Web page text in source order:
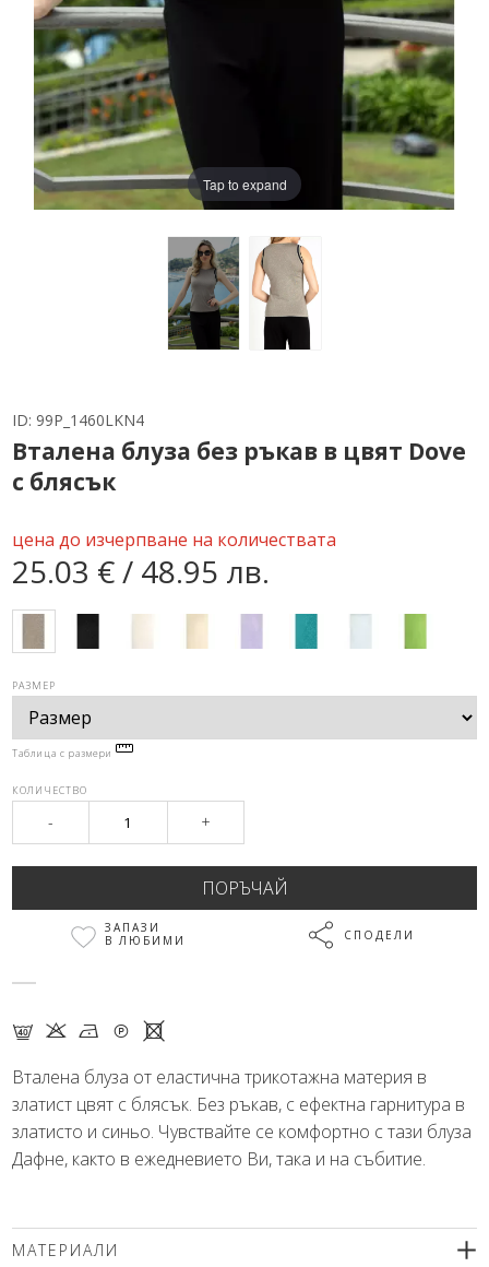
Tap to expand
ID: 99P_1460LKN4
Вталена блуза без ръкав в цвят Dove
с блясък
цена до изчерпване на количествата
25.03 € / 48.95 лв.
РАЗМЕР
Таблица с размери
КОЛИЧЕСТВО
- +
ЗАПАЗИ
В ЛЮБИМИ
СПОДЕЛИ
F K N Q X
Вталена блуза от еластична трикотажна материя в
златист цвят с блясък. Без ръкав, с ефектна гарнитура в
златисто и синьо. Чувствайте се комфортно с тази блуза
Дафне, както в ежедневието Ви, така и на събитие.
МАТЕРИАЛИ